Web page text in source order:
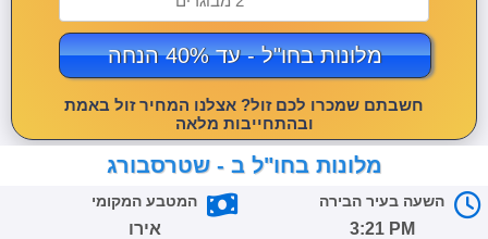
מלונות בחו"ל - עד 40% הנחה
חשבתם שמכרו לכם זול? אצלנו המחיר זול באמת
ובהתחייבות מלאה
מלונות בחו"ל ב - שטרסבורג
המטבע המקומי
אירו
השעה בעיר הבירה
3:21 PM